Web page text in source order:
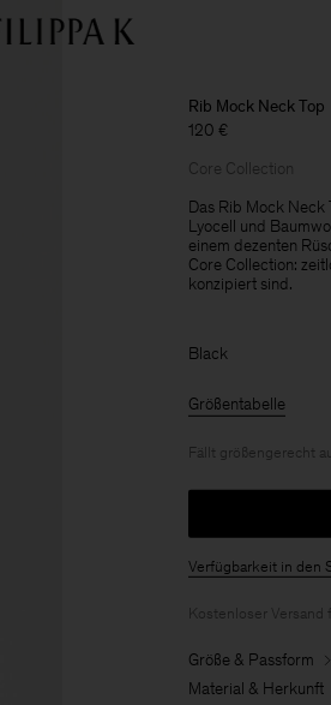
Rib Mock Neck Top
120 €
Core Collection
Das Rib Mock Neck
Lyocell und
einem dezenten
Core Collection:
konzipiert sind.
Black
Größentabelle
Fällt größengerecht
Verfügbarkeit in den
Kostenloser Versand
Größe & Passform
Material & Herkunft